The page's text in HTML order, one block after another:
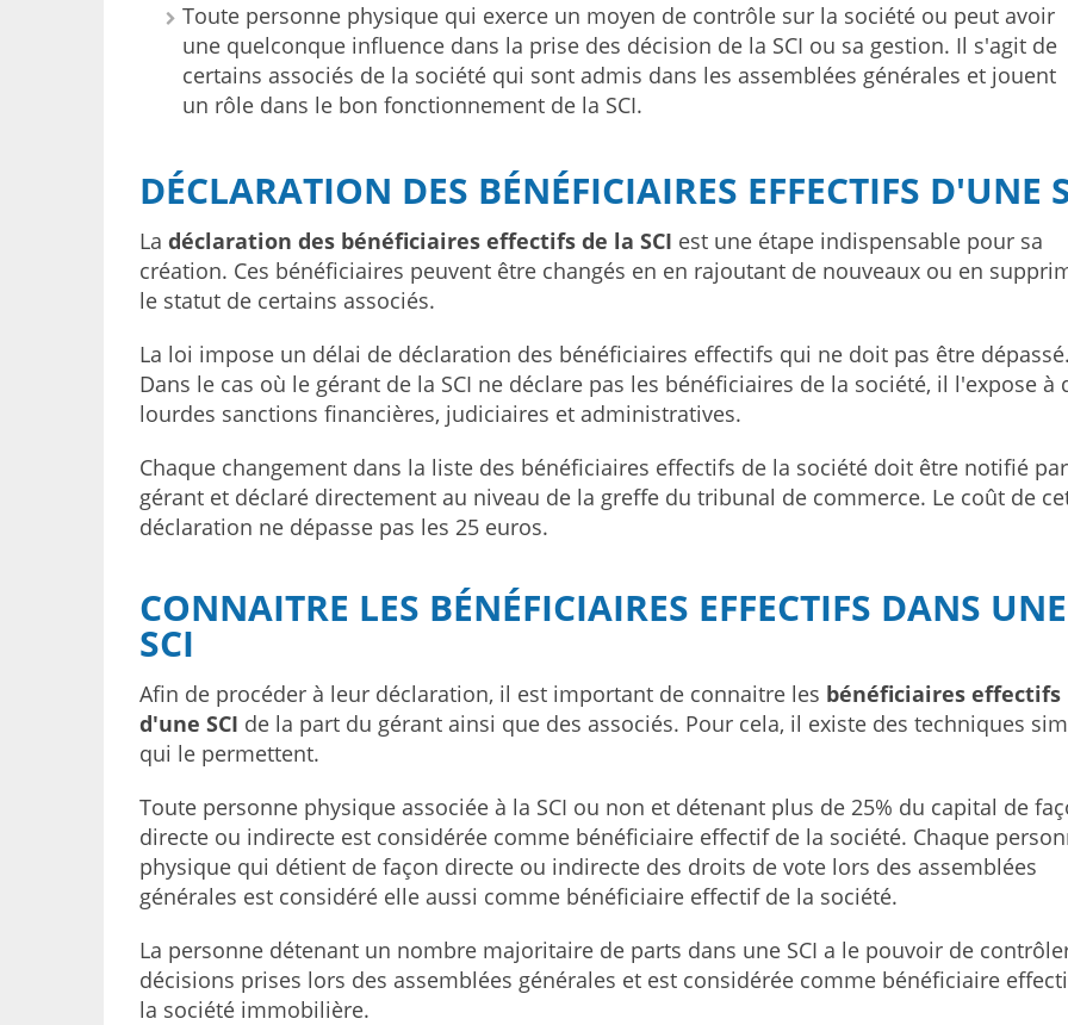
Toute personne physique qui exerce un moyen de contrôle sur la société ou peut avoir
une quelconque influence dans la prise des décision de la SCI ou sa gestion. Il s'agit de
certains associés de la société qui sont admis dans les assemblées générales et jouent
un rôle dans le bon fonctionnement de la SCI.
DÉCLARATION DES BÉNÉFICIAIRES EFFECTIFS D'UNE
La déclaration des bénéficiaires effectifs de la SCI est une étape indispensable pour sa
création. Ces bénéficiaires peuvent être changés en en rajoutant de nouveaux ou en
le statut de certains associés.
La loi impose un délai de déclaration des bénéficiaires effectifs qui ne doit pas être
Dans le cas où le gérant de la SCI ne déclare pas les bénéficiaires de la société, il l'expose à
lourdes sanctions financières, judiciaires et administratives.
Chaque changement dans la liste des bénéficiaires effectifs de la société doit être notifié
gérant et déclaré directement au niveau de la greffe du tribunal de commerce. Le coût de
déclaration ne dépasse pas les 25 euros.
CONNAITRE LES BÉNÉFICIAIRES EFFECTIFS DANS UNE
SCI
Afin de procéder à leur déclaration, il est important de connaitre les bénéficiaires effectifs
d'une SCI de la part du gérant ainsi que des associés. Pour cela, il existe des techniques
qui le permettent.
Toute personne physique associée à la SCI ou non et détenant plus de 25% du capital de
directe ou indirecte est considérée comme bénéficiaire effectif de la société. Chaque
physique qui détient de façon directe ou indirecte des droits de vote lors des assemblées
générales est considéré elle aussi comme bénéficiaire effectif de la société.
La personne détenant un nombre majoritaire de parts dans une SCI a le pouvoir de
décisions prises lors des assemblées générales et est considérée comme bénéficiaire
la société immobilière.